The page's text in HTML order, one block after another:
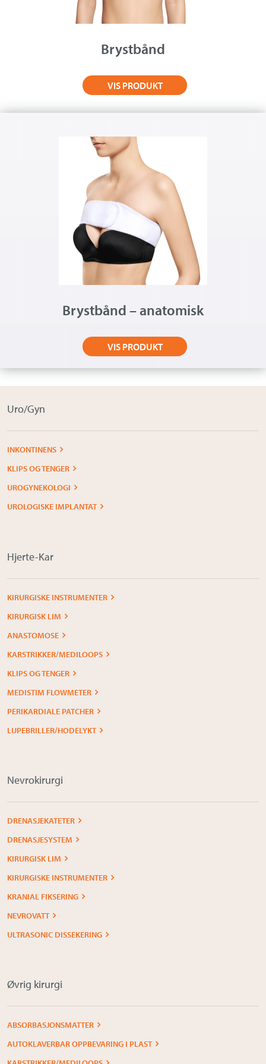
Brystbånd
VIS PRODUKT
Brystbånd – anatomisk
VIS PRODUKT
Uro/Gyn
INKONTINENS
KLIPS OG TENGER
UROGYNEKOLOGI
UROLOGISKE IMPLANTAT
Hjerte-Kar
KIRURGISKE INSTRUMENTER
KIRURGISK LIM
ANASTOMOSE
KARSTRIKKER/MEDILOOPS
KLIPS OG TENGER
MEDISTIM FLOWMETER
PERIKARDIALE PATCHER
LUPEBRILLER/HODELYKT
Nevrokirurgi
DRENASJEKATETER
DRENASJESYSTEM
KIRURGISK LIM
KIRURGISKE INSTRUMENTER
KRANIAL FIKSERING
NEVROVATT
ULTRASONIC DISSEKERING
Øvrig kirurgi
ABSORBASJONSMATTER
AUTOKLAVERBAR OPPBEVARING I PLAST